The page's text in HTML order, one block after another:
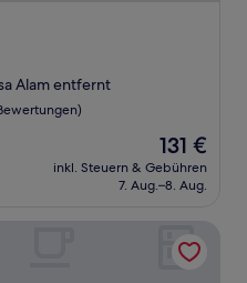
Alam entfernt
Der
Preis
beträgt
131 €
inkl. Steuern & Gebühren
7. Aug.–8. Aug.